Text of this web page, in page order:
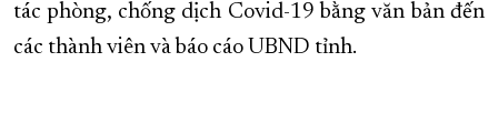
tác phòng, chống dịch Covid-19 bằng văn bản đến
các thành viên và báo cáo UBND tỉnh.